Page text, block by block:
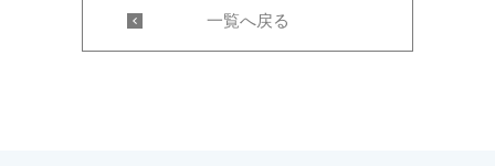
一覧へ戻る